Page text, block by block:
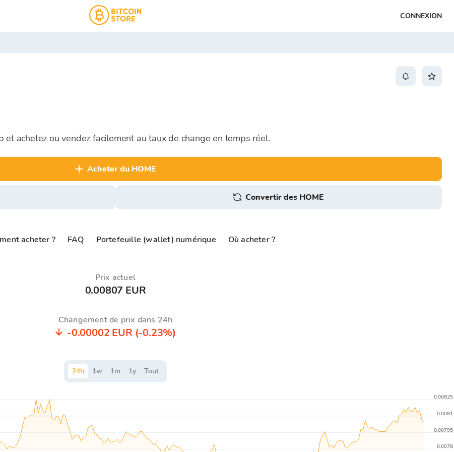
CONNEXION
achetez ou vendez facilement au taux de change en temps réel.
acheter du HOME
Convertir des HOME
acheter ? FAQ Portefeuille (wallet) numérique Où acheter ?
Prix ​​actuel
0.00807 EUR
Changement de prix dans 24h
-0.00002 EUR (-0.23%)
24h 1w 1m 1y Tout
0.0078
0.00795
0.0081
0.00825